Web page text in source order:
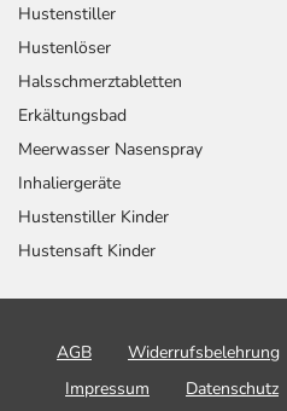
Hustenstiller
Hustenlöser
Halsschmerztabletten
Erkältungsbad
Meerwasser Nasenspray
Inhaliergeräte
Hustenstiller Kinder
Hustensaft Kinder
AGB Widerrufsbelehrung
Impressum
Datenschutz